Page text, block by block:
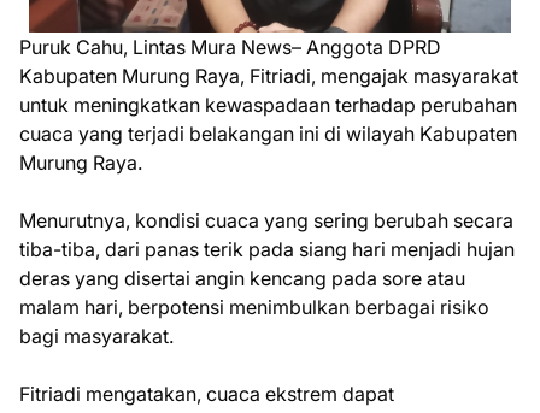
Puruk Cahu, Lintas Mura News– Anggota DPRD
Kabupaten Murung Raya, Fitriadi, mengajak masyarakat
untuk meningkatkan kewaspadaan terhadap perubahan
cuaca yang terjadi belakangan ini di wilayah Kabupaten
Murung Raya.
Menurutnya, kondisi cuaca yang sering berubah secara
tiba-tiba, dari panas terik pada siang hari menjadi hujan
deras yang disertai angin kencang pada sore atau
malam hari, berpotensi menimbulkan berbagai risiko
bagi masyarakat.
Fitriadi mengatakan, cuaca ekstrem dapat